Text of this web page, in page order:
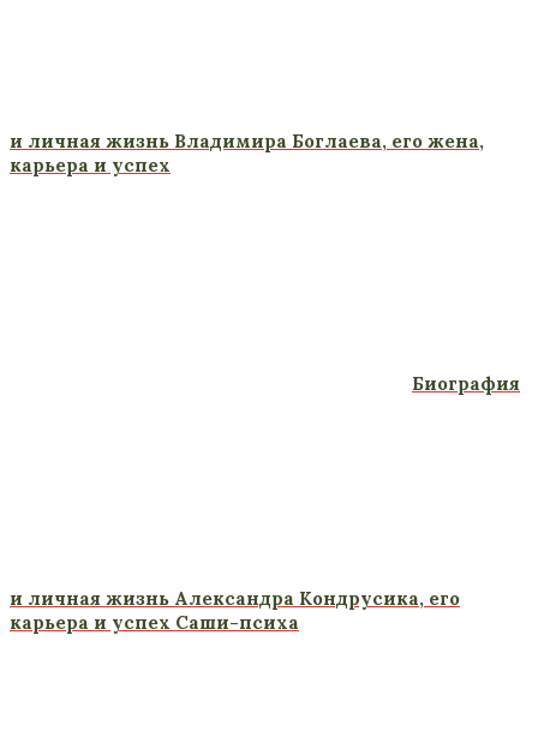
и личная жизнь Владимира Боглаева, его жена,
карьера и успех
Биография
и личная жизнь Александра Кондрусика, его
карьера и успех Саши-психа